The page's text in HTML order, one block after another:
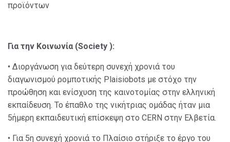
προϊόντων
Για την Κοινωνία (Society ):
• Διοργάνωση για δεύτερη συνεχή χρονιά του
διαγωνισμού ρομποτικής Plaisiobots με στόχο την
προώθηση και ενίσχυση της καινοτομίας στην ελληνική
εκπαίδευση. Το έπαθλο της νικήτριας ομάδας ήταν μια
5ήμερη εκπαιδευτική επίσκεψη στο CERN στην Ελβετία.
• Για 5η συνεχή χρονιά το Πλαίσιο στήριξε το έργο του